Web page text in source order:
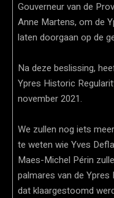
Gouverneur van de
Anne Martens, om de
laten doorgaan op de
Na deze beslissing,
Ypres Historic
november 2021.
We zullen nog iets
te weten wie Yves
Maes-Michel Périn
palmares van de
dat klaargestoomd